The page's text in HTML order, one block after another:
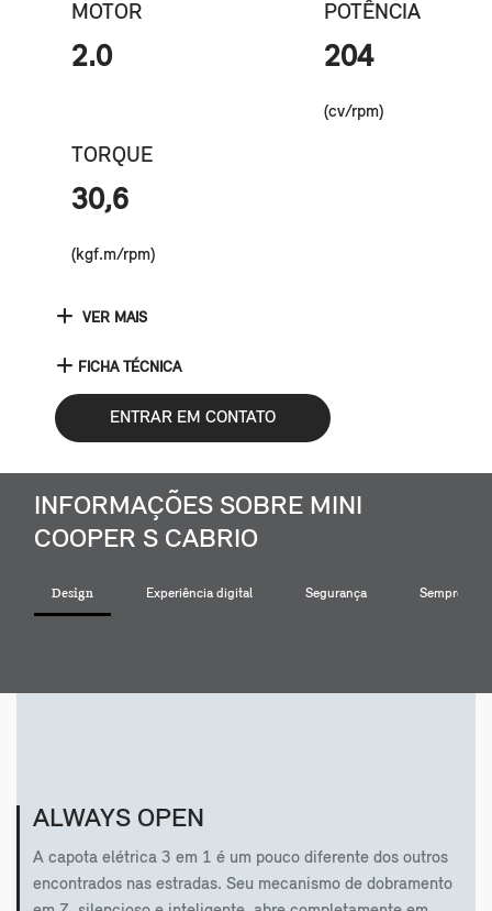
MOTOR
2.0
POTÊNCIA
204
(cv/rpm)
TORQUE
30,6
(kgf.m/rpm)
VER MAIS
FICHA TÉCNICA
ENTRAR EM CONTATO
INFORMAÇÕES SOBRE MINI
COOPER S CABRIO
Design Experiência digital Segurança Sempre ao
ALWAYS OPEN
A capota elétrica 3 em 1 é um pouco diferente dos outros
encontrados nas estradas. Seu mecanismo de dobramento